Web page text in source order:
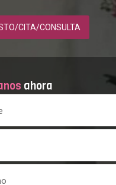
CITA/CONSULTA
ahora